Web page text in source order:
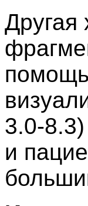
Другая
3.0-
и